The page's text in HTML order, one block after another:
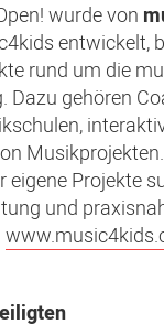
wurde von
entwickelt,
rund um die
Dazu gehören
Projekte
und